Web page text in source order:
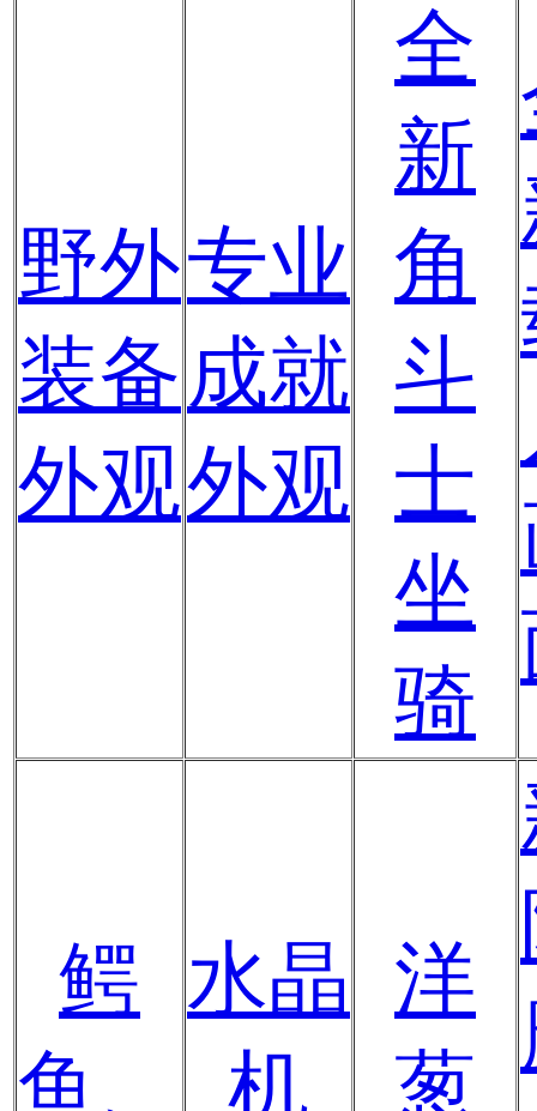
野外
装备
外观
专业
成就
外观
全
新
角
斗
士
坐
骑
鳄
鱼、
水晶
机
洋
葱